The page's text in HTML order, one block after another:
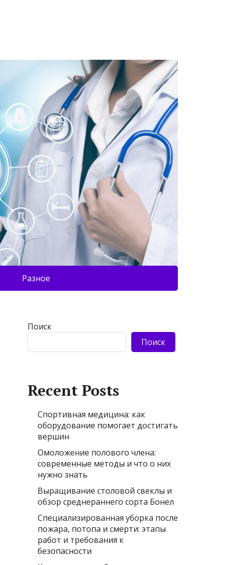
Разное
Поиск
Поиск
Recent Posts
Спортивная медицина: как
оборудование помогает достигать
вершин
Омоложение полового члена:
современные методы и что о них
нужно знать
Выращивание столовой свеклы и
обзор среднераннего сорта Бонел
Специализированная уборка после
пожара, потопа и смерти: этапы
работ и требования к
безопасности